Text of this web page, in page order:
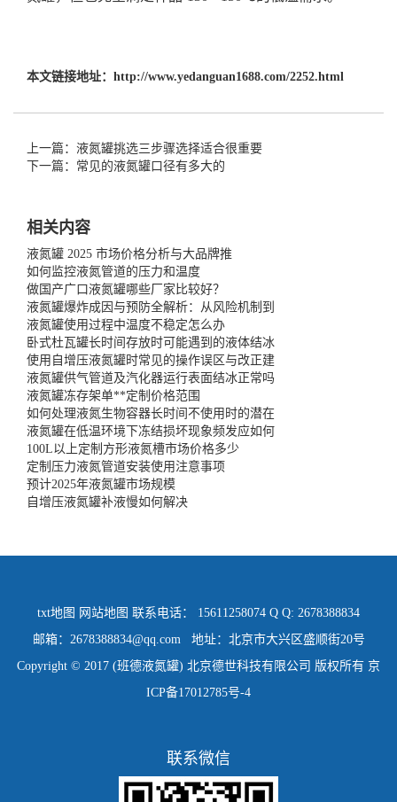
本文链接地址： http://www.yedanguan1688.com/2252.html
上一篇：液氮罐挑选三步骤选择适合很重要
下一篇：常见的液氮罐口径有多大的
相关内容
液氮罐 2025 市场价格分析与大品牌推
如何监控液氮管道的压力和温度
做国产广口液氮罐哪些厂家比较好？
液氮罐爆炸成因与预防全解析：从风险机制到
液氮罐使用过程中温度不稳定怎么办
卧式杜瓦罐长时间存放时可能遇到的液体结冰
使用自增压液氮罐时常见的操作误区与改正建
液氮罐供气管道及汽化器运行表面结冰正常吗
液氮罐冻存架单**定制价格范围
如何处理液氮生物容器长时间不使用时的潜在
液氮罐在低温环境下冻结损坏现象频发应如何
100L以上定制方形液氮槽市场价格多少
定制压力液氮管道安装使用注意事项
预计2025年液氮罐市场规模
自增压液氮罐补液慢如何解决
txt地图 网站地图 联系电话： 15611258074 Q Q: 2678388834
邮箱：2678388834@qq.com 地址：北京市大兴区盛顺街20号
Copyright © 2017 (班德液氮罐) 北京德世科技有限公司 版权所有 京
ICP备17012785号-4
联系微信